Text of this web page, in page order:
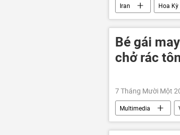
Iran Hoa Kỳ
Tàu ngầm hạt nhân
Bé gái
chở rác
7 Tháng Mười Một
Multimedia